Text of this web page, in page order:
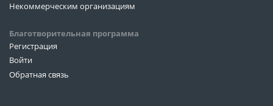
Некоммерческим организациям
Благотворительная программа
Регистрация
Войти
Обратная связь